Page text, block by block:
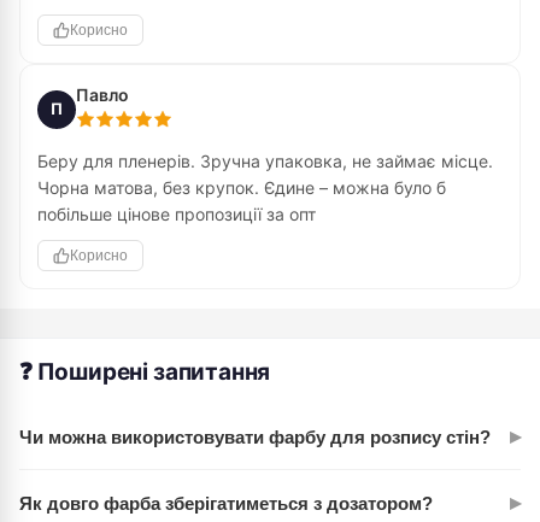
Корисно
П
Павло
Беру для пленерів. Зручна упаковка, не займає місце.
Чорна матова, без крупок. Єдине – можна було б
побільше цінове пропозиції за опт
Корисно
❓ Поширені запитання
Чи можна використовувати фарбу для розпису стін? ▸
ділянок або як базовий шар. Для великих поверхонь
Як довго фарба зберігатиметься з дозатором? ▸